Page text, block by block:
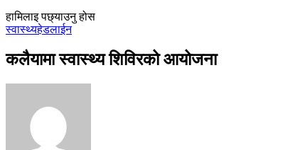
हामिलाइ पछ्याउनु होस
स्वास्थ्यहेडलाईन
कलैयामा स्वास्थ्य शिविरको आयोजना